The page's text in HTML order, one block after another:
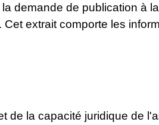
demande de publication à
. Cet extrait comporte les
de la capacité juridique de